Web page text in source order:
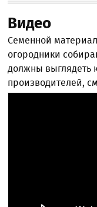
Видео
Семенной
огородники
должны выглядеть
производителей,